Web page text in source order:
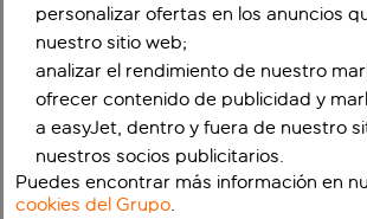
personalizar ofertas en los anuncios
nuestro sitio web;
analizar el rendimiento de nuestro
ofrecer contenido de publicidad y
a easyJet, dentro y fuera de nuestro
nuestros socios publicitarios.
Puedes encontrar más información en
cookies del Grupo.